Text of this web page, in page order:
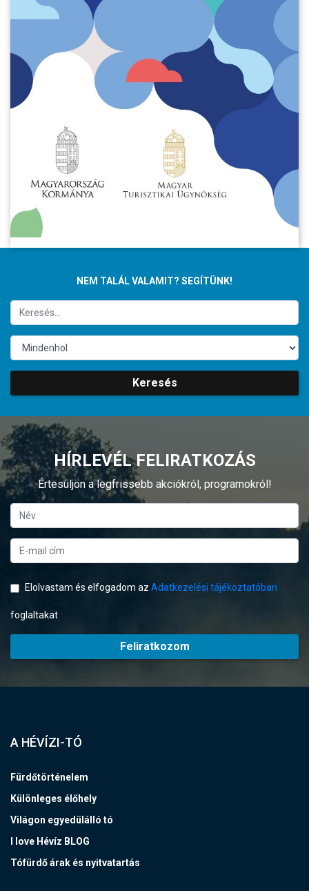
NEM TALÁL VALAMIT? SEGÍTÜNK!
Keresés
HÍRLEVÉL FELIRATKOZÁS
Értesüljön a legfrissebb akciókról, programokról!
Elolvastam és elfogadom az Adatkezelési tájékoztatóban
foglaltakat
Feliratkozom
A HÉVÍZI-TÓ
Fürdőtörténelem
Különleges élőhely
Világon egyedülálló tó
I love Hévíz BLOG
Tófürdő árak és nyitvatartás